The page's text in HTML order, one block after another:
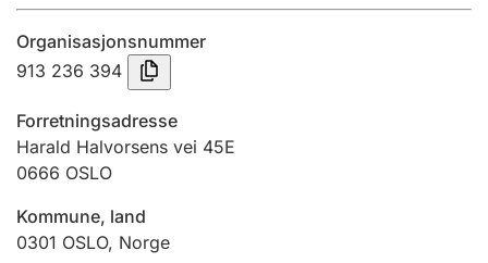
Innsending og forseinkingsgebyr
Tinglysing
Jeger
Organisasjonsnummer
913 236 394
Forretningsadresse
Harald Halvorsens vei 45E
0666 OSLO
Kommune, land
0301 OSLO, Norge